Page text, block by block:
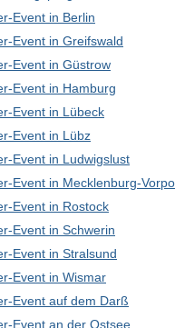
Event in Berlin
Event in Greifswald
Event in Güstrow
Event in Hamburg
Event in Lübeck
Event in Lübz
Event in Ludwigslust
Event in Mecklenburg-
Event in Rostock
Event in Schwerin
Event in Stralsund
Event in Wismar
Event auf dem Darß
Event an der Ostsee